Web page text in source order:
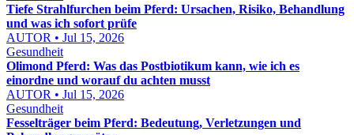
Tiefe Strahlfurchen beim Pferd: Ursachen, Risiko, Behandlung
und was ich sofort prüfe
AUTOR • Jul 15, 2026
Gesundheit
Olimond Pferd: Was das Postbiotikum kann, wie ich es
einordne und worauf du achten musst
AUTOR • Jul 15, 2026
Gesundheit
Fesselträger beim Pferd: Bedeutung, Verletzungen und